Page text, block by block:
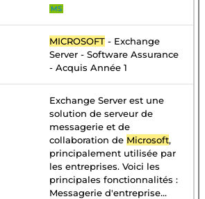
MS
MICROSOFT - Exchange
Server - Software Assurance
- Acquis Année 1
Exchange Server est une
solution de serveur de
messagerie et de
collaboration de Microsoft,
principalement utilisée par
les entreprises. Voici les
principales fonctionnalités :
Messagerie d'entreprise...